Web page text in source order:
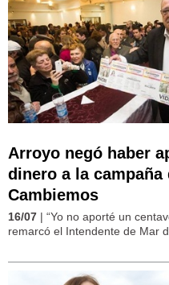
Arroyo negó haber
dinero a la campaña
Cambiemos
16/07 | “Yo no aporté un
remarcó el Intendente de Mar